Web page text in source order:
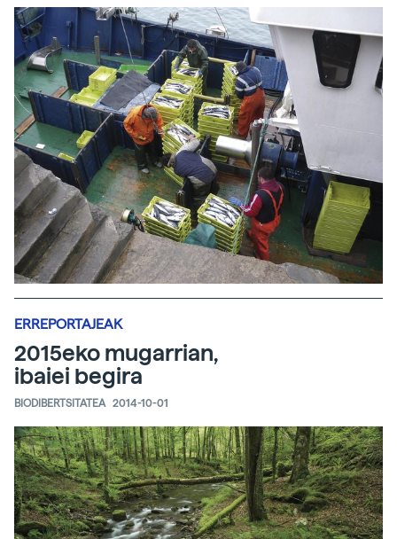
ERREPORTAJEAK
2015eko mugarrian,
ibaiei begira
BIODIBERTSITATEA 2014-10-01